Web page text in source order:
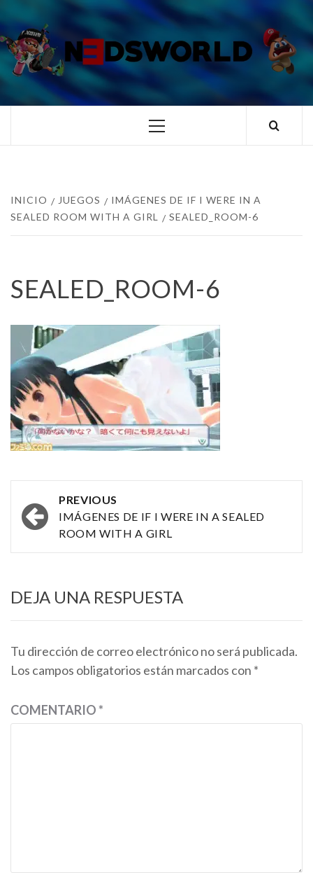
al
contenido
TUS ESPECIALISTAS EN NINTENDO
Menú
INICIO JUEGOS
IMÁGENES DE IF I WERE IN A
SEALED ROOM WITH A GIRL
SEALED_ROOM-6
SEALED_ROOM-6
Post
navigation
PREVIOUS
IMÁGENES DE IF I WERE IN A SEALED
ROOM WITH A GIRL
DEJA UNA RESPUESTA
Tu dirección de correo electrónico no será publicada.
Los campos obligatorios están marcados con *
COMENTARIO*